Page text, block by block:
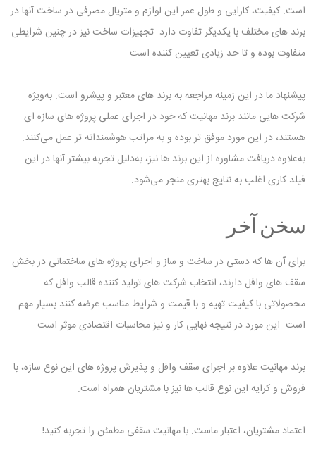
است. کیفیت، کارایی و طول عمر این لوازم و متریال مصرفی در ساخت آنها در
برند های مختلف با یکدیگر تفاوت دارد. تجهیزات ساخت نیز در چنین شرایطی
متفاوت بوده و تا حد زیادی تعیین کننده است.
پیشنهاد ما در این زمینه مراجعه به برند های معتبر و پیشرو است. به‌ویژه
شرکت ‌هایی مانند برند مهانیت که خود در اجرای عملی پروژه‌ های سازه ‌ای
هستند، در این مورد موفق‌ تر بوده و به ‌مراتب هوشمندانه‌ تر عمل می‌کنند.
به‌علاوه دریافت مشاوره از این برند ها نیز، به‌دلیل تجربه بیشتر آنها در این
فیلد کاری اغلب به نتایج بهتری منجر می‌شود.
سخن آخر
برای آن ها که دستی در ساخت و ساز و اجرای پروژه‌ های ساختمانی در بخش
سقف ‌های وافل دارند، انتخاب شرکت‌ های تولید کننده قالب وافل که
محصولاتی با کیفیت تهیه و با قیمت و شرایط مناسب عرضه کنند بسیار مهم
است. این مورد در نتیجه نهایی کار و نیز محاسبات اقتصادی موثر است.
برند مهانیت علاوه بر اجرای سقف وافل و پذیرش پروژه ‌های این نوع سازه، با
فروش و کرایه این نوع قالب ‌ها نیز با مشتریان همراه است.
اعتماد مشتریان، اعتبار ماست. با مهانیت سقفی مطمئن را تجربه کنید!